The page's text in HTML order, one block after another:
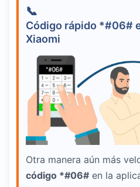
Código rápido *#06#
Xiaomi
Otra manera aún más
código *#06# en la